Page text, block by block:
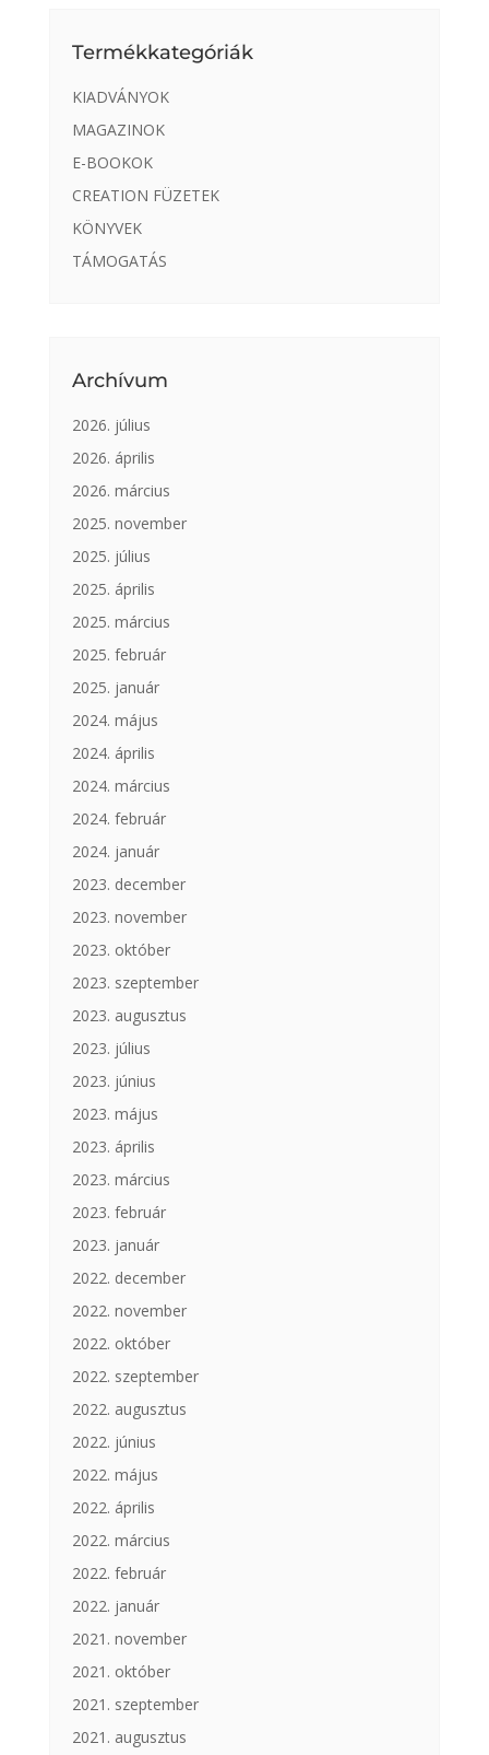
Termékkategóriák
KIADVÁNYOK
MAGAZINOK
E-BOOKOK
CREATION FÜZETEK
KÖNYVEK
TÁMOGATÁS
Archívum
2026. július
2026. április
2026. március
2025. november
2025. július
2025. április
2025. március
2025. február
2025. január
2024. május
2024. április
2024. március
2024. február
2024. január
2023. december
2023. november
2023. október
2023. szeptember
2023. augusztus
2023. július
2023. június
2023. május
2023. április
2023. március
2023. február
2023. január
2022. december
2022. november
2022. október
2022. szeptember
2022. augusztus
2022. június
2022. május
2022. április
2022. március
2022. február
2022. január
2021. november
2021. október
2021. szeptember
2021. augusztus